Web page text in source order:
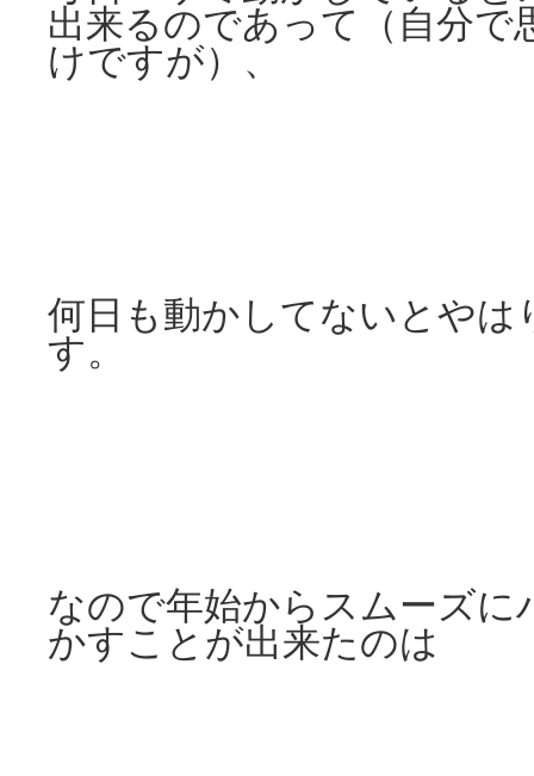
出来るのであって（自分で
けですが）、
何日も動かしてないとやは
す。
なので年始からスムーズに
かすことが出来たのは